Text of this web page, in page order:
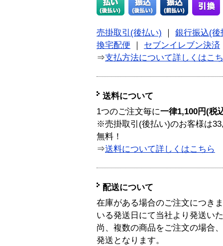
売掛取引(後払い)
銀行振込(後
換宅配便
セブンイレブン決済
⇒支払方法について詳しくはこ
送料について
1つのご注文毎に一律1,100円(税
※売掛取引(後払い)のお客様は
無料！
⇒送料について詳しくはこちら
配送について
在庫がある場合のご注文につき
いる発送日にて当社より発送い
尚、複数の商品をご注文の場合
発送となります。